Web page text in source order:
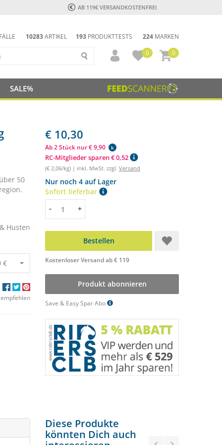
AB 119€ VERSANDKOSTENFREI
193 PRODUKTTESTS 224 MARKEN
10283ARTIKEL
0
0
SALE%
50
Husten
€
€ 10,30
Ab 2 Stück nur € 9,90 k
RC-Mitglieder sparen € 0,52
(€ 2,06/kg) | inkl. MwSt. zzgl. Versand
Nur noch 4 auf Lager
Sofort lieferbar
Menge
- +
Bestellen
Kostenloser Versand ab € 119
Produkt abonnieren
Save & Easy Spar Abo
Diese Produkte
könnten Dich auch